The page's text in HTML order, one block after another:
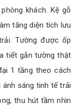
khách. Kệ gỗ
tăng diện tích lưu
Tường được ốp
tiết gắn tường thật
1 tầng theo cách
ánh sáng tinh tế trải
thu hút tầm nhìn